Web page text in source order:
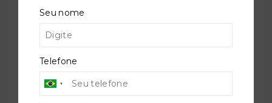
Situação:
Em construção
Seu nome
Telefone